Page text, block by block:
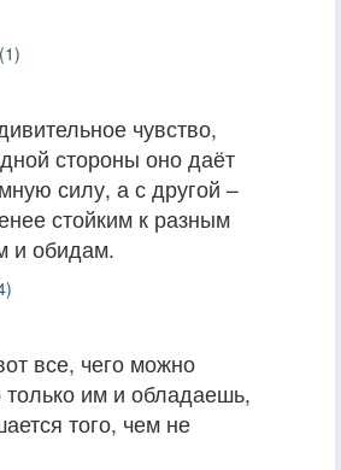
чувство,
стороны оно даёт
силу, а с другой –
стойким к разным
и обидам.
все, чего можно
им и обладаешь,
того, чем не